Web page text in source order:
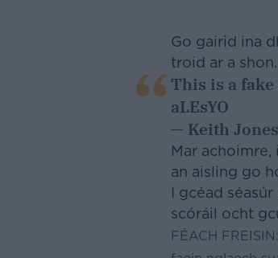
Go gairid ina
troid ar a shon.
This is a
aLEsYO
— Keith
Mar
an aisling go
I gcéad
scóráil ocht
FÉACH FREISIN: